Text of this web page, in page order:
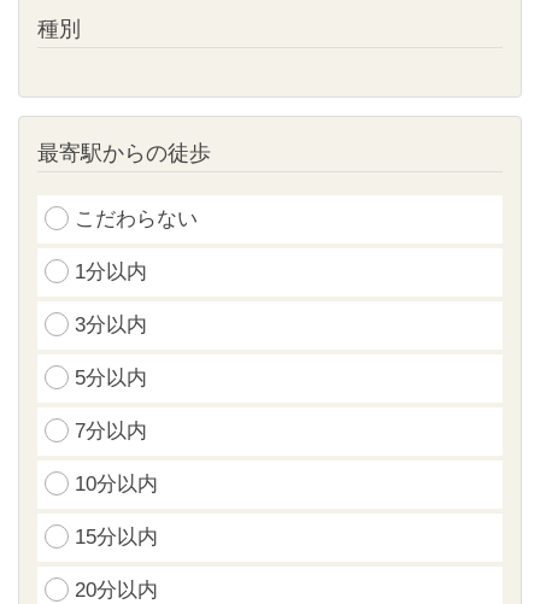
種別
最寄駅からの徒歩
こだわらない
1分以内
3分以内
5分以内
7分以内
10分以内
15分以内
20分以内